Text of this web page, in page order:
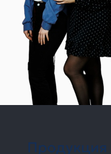
Продукция